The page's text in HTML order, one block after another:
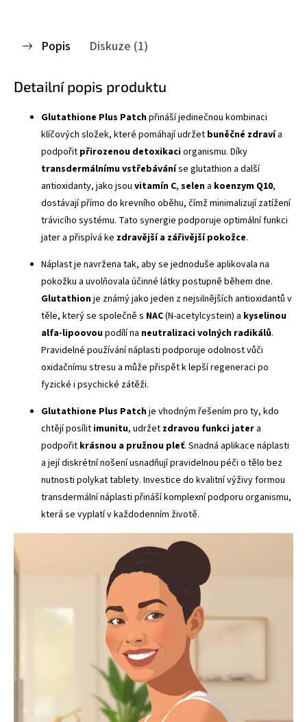
Popis Diskuze (1)
Detailní popis produktu
Glutathione Plus Patchpřináší jedinečnou kombinaci
klíčových složek, které pomáhají udržet buněčné zdravía
podpořit přirozenou detoxikaciorganismu. Díky
transdermálnímu vstřebáváníse glutathion a další
antioxidanty, jako jsou vitamín C, selen a koenzym Q10,
dostávají přímo do krevního oběhu, čímž minimalizují zatížení
trávicího systému. Tato synergie podporuje optimální funkci
jater a přispívá ke zdravější a zářivější pokožce.
Náplast je navržena tak, aby se jednoduše aplikovala na
pokožku a uvolňovala účinné látky postupně během dne.
Glutathionje známý jako jeden z nejsilnějších antioxidantů v
těle, který se společně s NAC(N-acetylcystein) a kyselinou
alfa-lipoovoupodílí na neutralizaci volných radikálů.
Pravidelné používání náplasti podporuje odolnost vůči
oxidačnímu stresu a může přispět k lepší regeneraci po
fyzické i psychické zátěži.
Glutathione Plus Patchje vhodným řešením pro ty, kdo
chtějí posílit imunitu, udržet zdravou funkci jater a
podpořit krásnou a pružnou pleť. Snadná aplikace náplasti
a její diskrétní nošení usnadňují pravidelnou péči o tělo bez
nutnosti polykat tablety. Investice do kvalitní výživy formou
transdermální náplasti přináší komplexní podporu organismu,
která se vyplatí v každodenním životě.